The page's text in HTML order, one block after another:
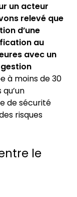
un acteur
relevé que
d’une
au
avec un
à moins de 30
de sécurité
risques
le